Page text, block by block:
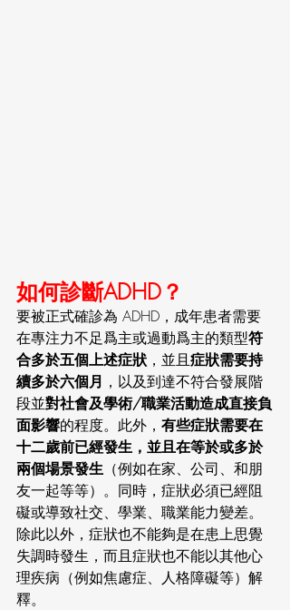
如何診斷ADHD？
要被正式確診為 ADHD，成年患者需要
在專注力不足爲主或過動爲主的類型符
合多於五個上述症狀 ，並且症狀需要持
續多於六個月 ，以及到達不符合發展階
段並對社會及學術/職業活動造成直接負
面影響的程度。此外， 有些症狀需要在
十二歲前已經發生，並且在等於或多於
兩個場景發生 （例如在家、公司、和朋
友一起等等）。同時，症狀必須已經阻
礙或導致社交、學業、職業能力變差。
除此以外，症狀也不能夠是在患上思覺
失調時發生，而且症狀也不能以其他心
理疾病（例如焦慮症、人格障礙等）解
釋。